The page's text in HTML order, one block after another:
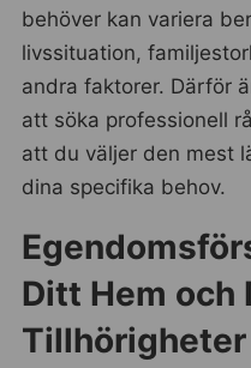
behöver kan variera
livssituation,
andra faktorer. Därför
att söka professionell
att du väljer den mest
dina specifika behov.
Ditt Hem och
Tillhörigheter